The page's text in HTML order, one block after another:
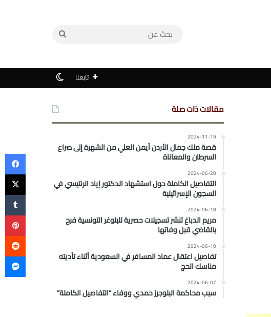
تابعنا
مقالات ذات صلة
2024-11-19
قصة ملك جمال الأردن أيمن العلي من الشهرة إلى صراع
السرطان والمعاناة
2024-06-20
التفاصيل الكاملة حول استشهاد الدكتور إياد الرنتيسي في
السجون الإسرائيلية
2024-06-18
مريم الدباغ تنشر تسجيلات حصرية للبلوغر التونسية فرح
بالقاضي قبل وفاتها
2024-06-10
تفاصيل اعتقال عماد المسافر في السعودية أثناء تأديته
مناسك الحج
2024-06-07
سبب محاكمة البلوجرز حمدي ووفاء “التفاصيل الكاملة”